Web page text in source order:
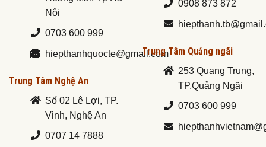
Nội
0703 600 999
hiepthanhquocte@gmail.com
Trung Tâm Nghệ An
Số 02 Lê Lợi, TP.
Vinh, Nghệ An
0707 14 7888
0908 873 872
Trung Tâm Quảng ngãi
253 Quang Trung,
TP.Quảng Ngãi
0703 600 999